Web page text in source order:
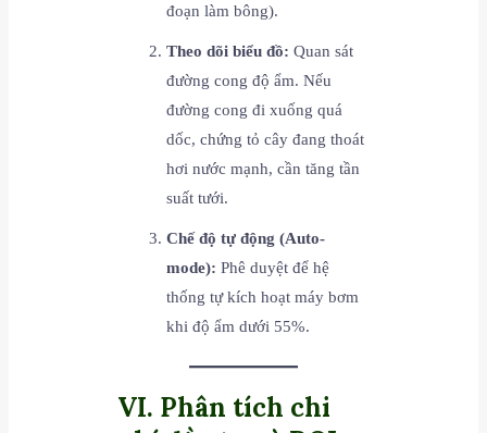
đoạn làm bông).
Theo dõi biểu đồ: Quan sát
đường cong độ ẩm. Nếu
đường cong đi xuống quá
dốc, chứng tỏ cây đang thoát
hơi nước mạnh, cần tăng tần
suất tưới.
Chế độ tự động (Auto-
mode): Phê duyệt để hệ
thống tự kích hoạt máy bơm
khi độ ẩm dưới 55%.
VI. Phân tích chi